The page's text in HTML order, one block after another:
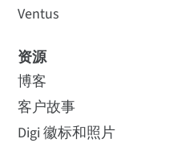
Ventus
资源
博客
客户故事
Digi 徽标和照片